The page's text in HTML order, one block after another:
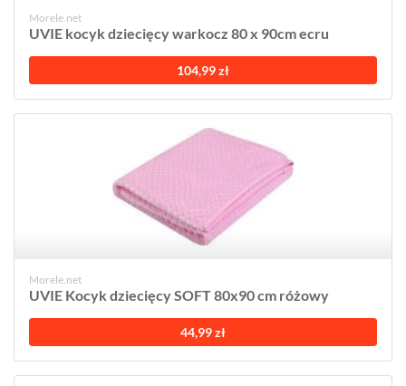
Morele.net
UVIE kocyk dziecięcy warkocz 80 x 90cm ecru
104,99 zł
Morele.net
UVIE Kocyk dziecięcy SOFT 80x90 cm różowy
44,99 zł